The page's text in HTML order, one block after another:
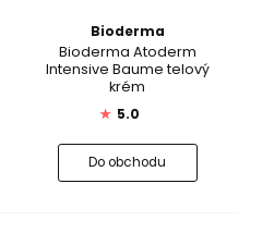
Bioderma
Bioderma Atoderm
Intensive Baume telový
krém
★ 5.0
Do obchodu